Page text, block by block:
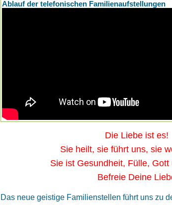
Ablauf der telefonischen Familienaufstellungen
Die Liebe ist es!
Sie heilt, sie führt uns, sie
Sie ist Gesundheit, Fülle, Gott
Befreie Deine
Das neue geistige Familienstellen führt uns zu